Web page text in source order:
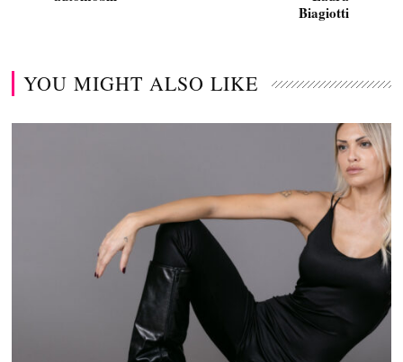
Biagiotti
YOU MIGHT ALSO LIKE